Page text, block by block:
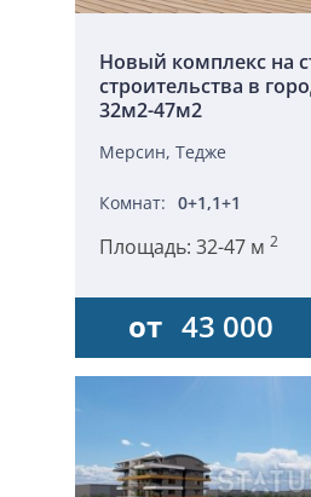
Новый комплекс на
строительства в
32м2-47м2
Мерсин, Тедже
Комнат: 0+1,1+1
Площадь: 32-47 м 2
от 43 000